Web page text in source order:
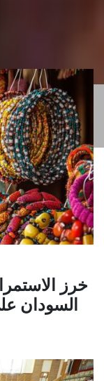
خرز
السودان